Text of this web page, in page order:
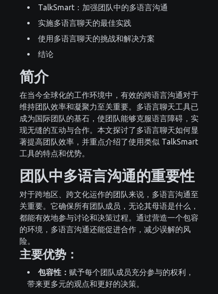
TalkSmart：加强团队中的多语言沟通
实施多语言聊天的最佳实践
使用多语言聊天的挑战和解决方案
结论
简介
在当今全球化的工作环境中，有效的跨语言沟通对于
维持团队效率和凝聚力至关重要。多语言聊天工具已
成为国际团队的基石，使团队能够克服语言障碍，实
现无缝的互动与合作。本文探讨了多语言聊天如何显
著提高团队效率，并重点介绍了使用类似 TalkSmart
工具的特点和优势。
团队中多语言沟通的重要性
对于跨地区、跨文化运作的团队来说，多语言沟通至
关重要。它确保所有团队成员，无论其母语是什么，
都能有效地参与讨论和决策过程。通过营造一个包容
的环境，多语言沟通还能促进合作，减少误解的风
险。
主要优势：
包容性： 赋予每个团队成员充分参与的权利，
带来更多元的观点和更好的决策。